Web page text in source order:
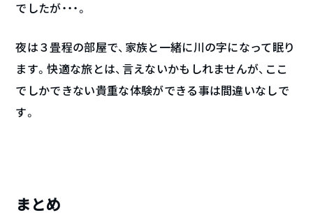
でしたが・・・。
夜は３畳程の部屋で、家族と一緒に川の字になって眠り
ます。快適な旅とは、言えないかもしれませんが、ここ
でしかできない貴重な体験ができる事は間違いなしで
す。
まとめ